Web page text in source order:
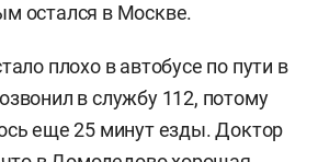
остался в Москве.
плохо в автобусе по пути в
в службу 112, потому
еще 25 минут езды. Доктор